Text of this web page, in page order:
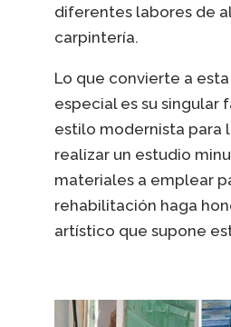
diferentes labores de
carpintería.
Lo que convierte a
especial es su singular
estilo modernista para
realizar un estudio
materiales a emplear
rehabilitación haga
artístico que supone